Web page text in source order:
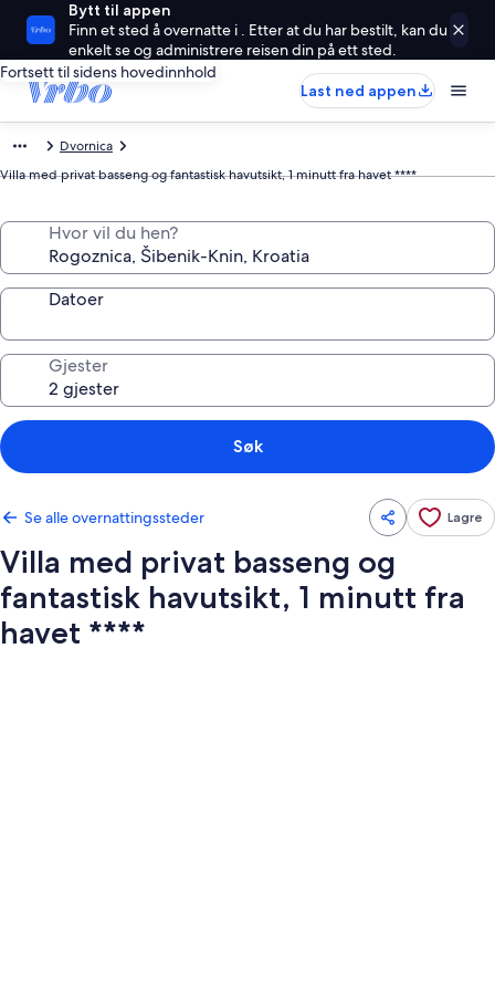
Bytt til appen
Finn et sted å overnatte i . Etter at du har bestilt, kan du
enkelt se og administrere reisen din på ett sted.
Fortsett til sidens hovedinnhold
Last ned appen
Dvornica
Villa med privat basseng og fantastisk havutsikt, 1 minutt fra havet ****
Hvor vil du hen?
Datoer
Gjester
Søk
Se alle overnattingssteder Lagre
Villa med privat basseng og
fantastisk havutsikt, 1 minutt fra
havet ****